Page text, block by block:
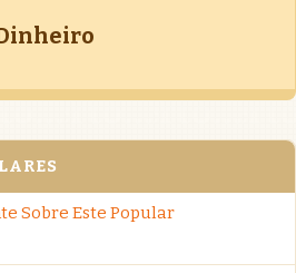
Sobre Este Popular